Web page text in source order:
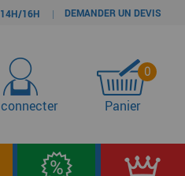
16H | DEMANDER UN DEVIS
0
Panier